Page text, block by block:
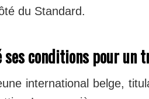
du Standard.
ses conditions pour un
international belge,